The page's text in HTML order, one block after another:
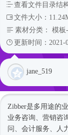
查看文件目录结
文件大小：
素材分类： 模板-
更新时间：2021-
jane_519
Zibber是多用途的
业务咨询、营销咨
问、会计服务、人